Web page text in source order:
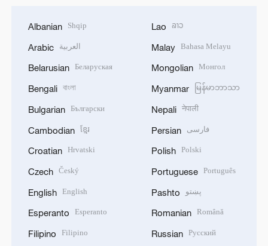
Albanian Shqip
Arabic العربية
Belarusian Беларуская
Bengali বাংলা
Bulgarian Български
Cambodian ខ្មែរ
Croatian Hrvatski
Czech Český
English English
Esperanto Esperanto
Filipino Filipino
Lao ລາວ
Malay Bahasa Melayu
Mongolian Монгол
Myanmar မြန်မာဘာသာ
Nepali नेपाली
Persian فارسی
Polish Polski
Portuguese Português
Pashto پښتو
Romanian Română
Russian Русский